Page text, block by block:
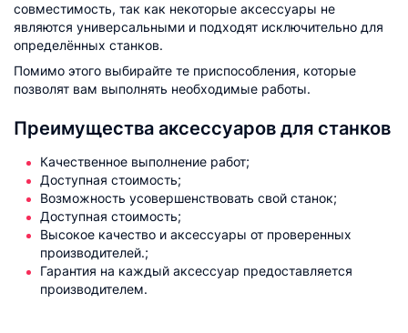
совместимость, так как некоторые аксессуары не
являются универсальными и подходят исключительно для
определённых станков.
Помимо этого выбирайте те приспособления, которые
позволят вам выполнять необходимые работы.
Преимущества аксессуаров для станков
Качественное выполнение работ;
Доступная стоимость;
Возможность усовершенствовать свой станок;
Доступная стоимость;
Высокое качество и аксессуары от проверенных
производителей.;
Гарантия на каждый аксессуар предоставляется
производителем.